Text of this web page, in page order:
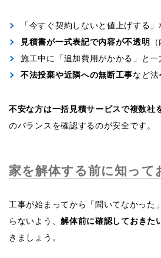
「今すぐ契約しないと値上げする」
見積書が一式表記で内容が不透明
施工中に「追加費用がかかる」と
不法投棄や近隣への無断工事など法
不安な方は一括見積サービスで複数社
のバランスを確認するのが安全です。
家を解体する前に知って
工事が始まってから「聞いてなかった
らないよう、解体前に確認しておきた
きましょう。